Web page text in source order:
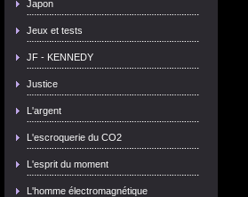
Japon
Jeux et tests
JF - KENNEDY
Justice
L'argent
L'escroquerie du CO2
L'esprit du moment
L'homme électromagnétique